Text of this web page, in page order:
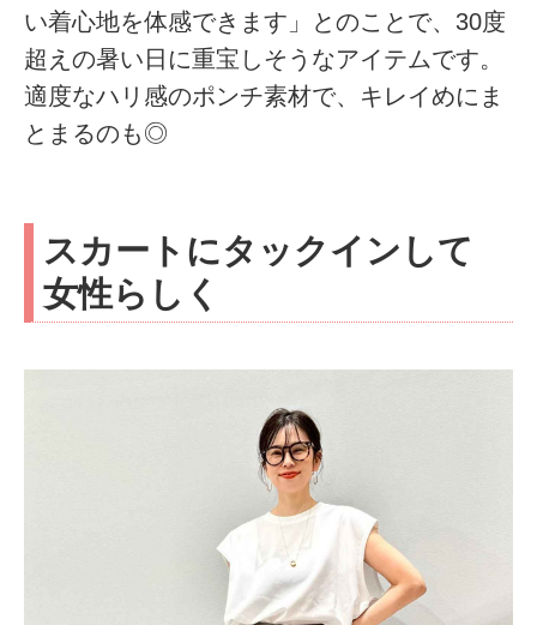
い着心地を体感できます」とのことで、30度
超えの暑い日に重宝しそうなアイテムです。
適度なハリ感のポンチ素材で、キレイめにま
とまるのも◎
スカートにタックインして
女性らしく